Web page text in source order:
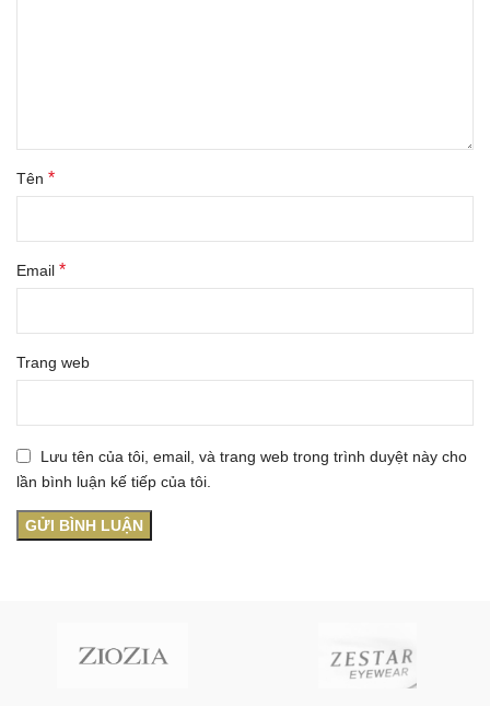
Tên *
Email *
Trang web
Lưu tên của tôi, email, và trang web trong trình duyệt này cho
lần bình luận kế tiếp của tôi.